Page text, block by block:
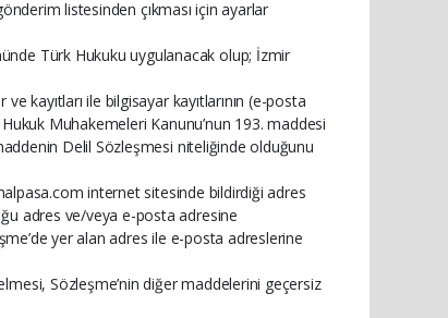
listesinden çıkması için ayarlar
Türk Hukuku uygulanacak olup; İzmir
kayıtları ile bilgisayar kayıtlarının (e-posta
Muhakemeleri Kanunu’nun 193. maddesi
Delil Sözleşmesi niteliğinde olduğunu
internet sitesinde bildirdiği adres
adres ve/veya e-posta adresine
yer alan adres ile e-posta adreslerine
Sözleşme’nin diğer maddelerini geçersiz